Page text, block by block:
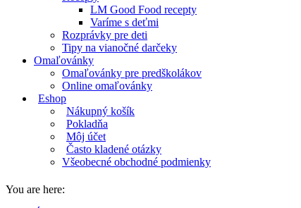
LM Good Food recepty
Varíme s deťmi
Rozprávky pre deti
Tipy na vianočné darčeky
Omaľovánky
Omaľovánky pre predškolákov
Online omaľovánky
Eshop
Nákupný košík
Pokladňa
Môj účet
Často kladené otázky
Všeobecné obchodné podmienky
You are here: